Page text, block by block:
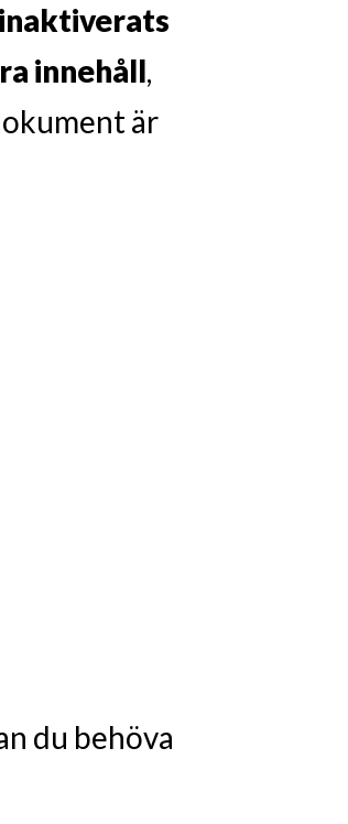
innehåll,
är
du behöva